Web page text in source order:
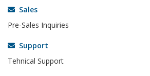
Sales
Pre-Sales Inquiries
Support
Tehnical Support